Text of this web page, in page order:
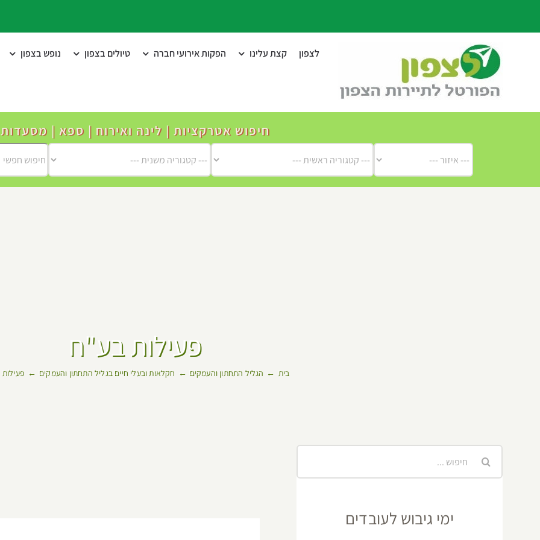
לצפון קצת עלינו הפקות אירועי חברה טיולים בצפון נופש בצפון
חיפוש אטרקציות | לינה ואירוח | ספא | מסעדות
פעילות בע"ח
בית הגליל התחתון והעמקים חקלאות ובעלי חיים בגליל התחתון והעמקים
ימי גיבוש לעובדים